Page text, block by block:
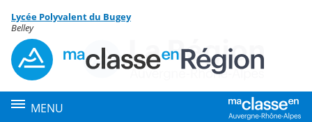
Menu de la rubrique
Contenu
Lycée Polyvalent du Bugey
Belley
MENU